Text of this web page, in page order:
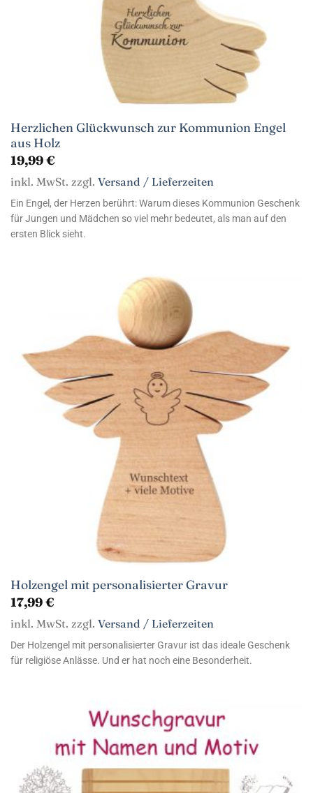
Herzlichen Glückwunsch zur Kommunion Engel
aus Holz
19,99€
inkl. MwSt. zzgl. Versand / Lieferzeiten
Ein Engel, der Herzen berührt: Warum dieses Kommunion Geschenk
für Jungen und Mädchen so viel mehr bedeutet, als man auf den
ersten Blick sieht.
Holzengel mit personalisierter Gravur
17,99€
inkl. MwSt. zzgl. Versand / Lieferzeiten
Der Holzengel mit personalisierter Gravur ist das ideale Geschenk
für religiöse Anlässe. Und er hat noch eine Besonderheit.